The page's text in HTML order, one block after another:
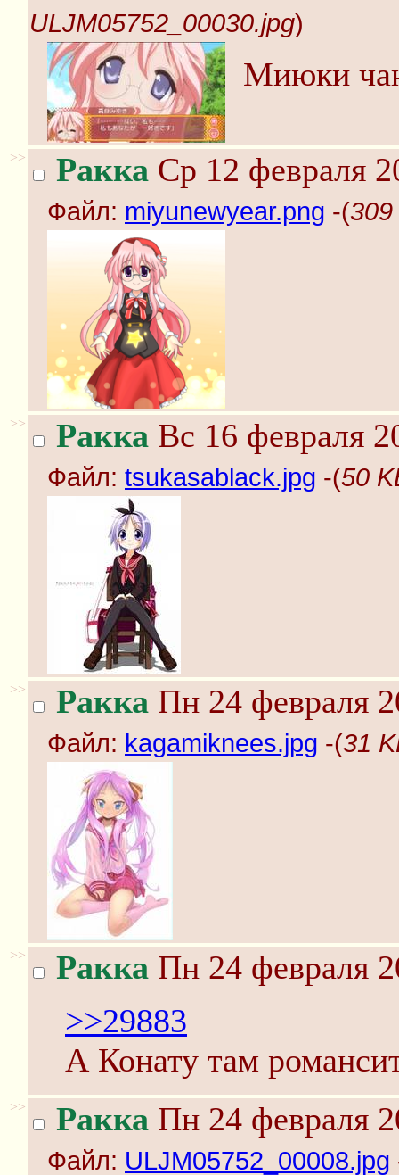
ULJM05752_00030.jpg)
Миюки
>> Ракка Ср 12 февраля
Файл: miyunewyear.png -(309
>> Ракка Вс 16 февраля
Файл: tsukasablack.jpg -(50
>> Ракка Пн 24 февраля
Файл: kagamiknees.jpg -(31
>> Ракка Пн 24 февраля
>>29883
А Конату там
>> Ракка Пн 24 февраля
Файл: ULJM05752_00008.jpg